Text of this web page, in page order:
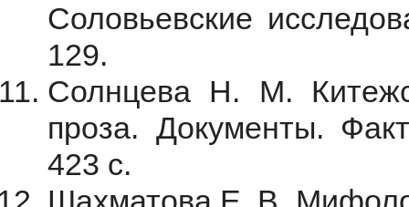
Соловьевские
129.
Солнцева Н. М.
проза. Документы.
423 с.